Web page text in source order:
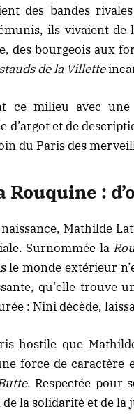
des bandes
ils vivaient
des bourgeois aux
de la Villette
ce milieu avec
d’argot et de
du Paris des
Rouquine :
Mathilde
Surnommée la
le monde extérieur
qu’elle trouve
: Nini décède,
hostile que
force de caractère
. Respectée pour
de la solidarité et de